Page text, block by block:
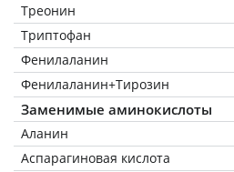
Треонин
Триптофан
Фенилаланин
Фенилаланин+Тирозин
Заменимые аминокислоты
Аланин
Аспарагиновая кислота